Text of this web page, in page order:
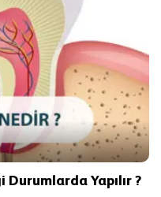
Yapılır ?